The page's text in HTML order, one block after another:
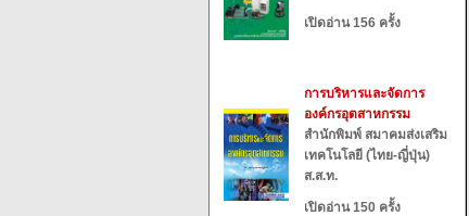
เปิดอ่าน 156 ครั้ง
การบริหารและจัดการ
องค์กรอุตสาหกรรม
สำนักพิมพ์ สมาคมส่งเสริม
เทคโนโลยี (ไทย-ญี่ปุ่น)
ส.ส.ท.
เปิดอ่าน 150 ครั้ง